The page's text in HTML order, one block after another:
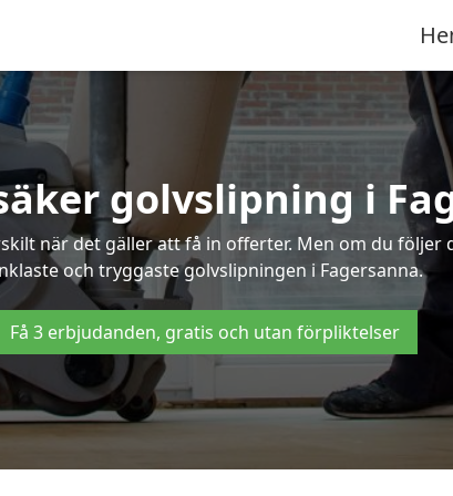
golvslipning i
när det gäller att få in offerter. Men om du
och tryggaste golvslipningen i Fagersanna.
Få 3 erbjudanden, gratis och utan förpliktelser